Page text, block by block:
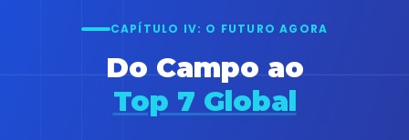
CAPÍTULO IV: O FUTURO AGORA
Do Campo ao
Top 7 Global